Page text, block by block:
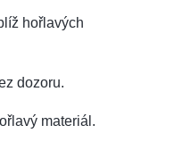
hořlavých
dozoru.
materiál.